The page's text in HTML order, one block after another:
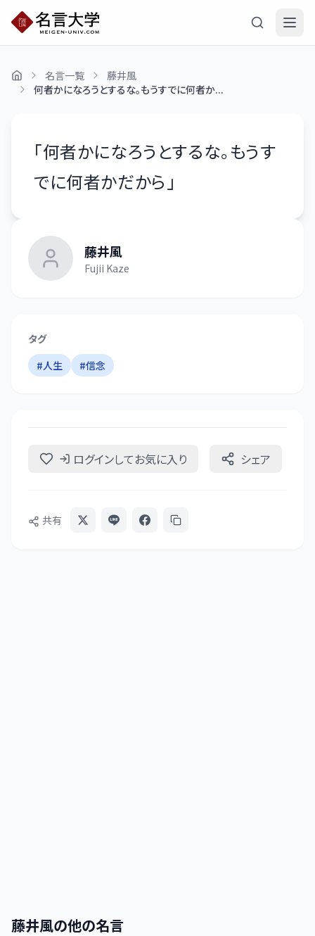
名言一覧
藤井風
何者かになろうとするな。もうすでに何者か...
「何者かになろうとするな。もうす
でに何者かだから 」
藤井風
Fujii Kaze
タグ
#人生 #信念
ログインしてお気に入り シェア
共有
藤井風の他の名言